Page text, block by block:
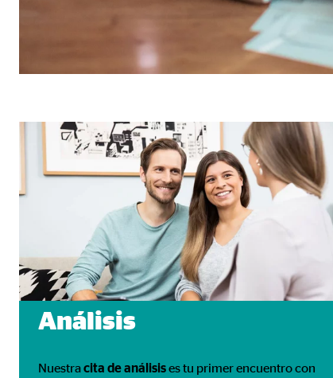
Análisis
Nuestracita de análisises tu primer encuentro con
Nombre:
Proveedor:
Duración:
Google Maps
Nombre:
Proveedor:
Propósito:
Duración: